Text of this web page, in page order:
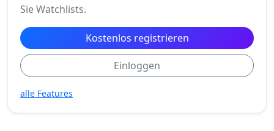
Sie Watchlists.
Kostenlos registrieren
Einloggen
alle Features